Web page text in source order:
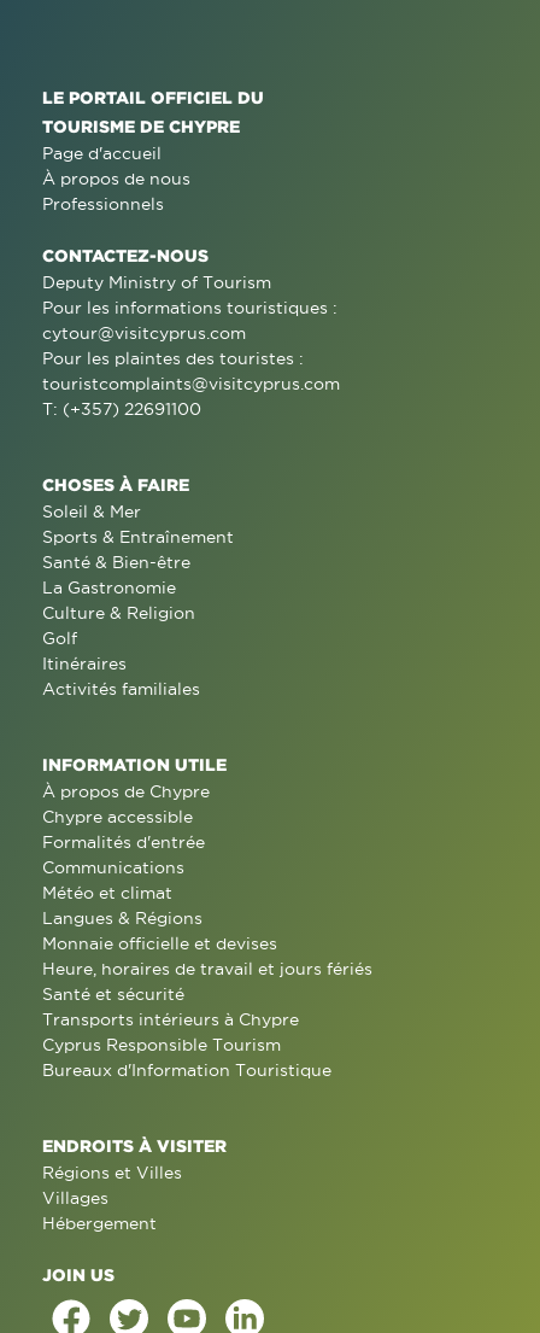
LE PORTAIL OFFICIEL DU
TOURISME DE CHYPRE
Page d'accueil
À propos de nous
Professionnels
CONTACTEZ-NOUS
Deputy Ministry of Tourism
Pour les informations touristiques :
cytour@visitcyprus.com
Pour les plaintes des touristes :
touristcomplaints@visitcyprus.com
T: (+357) 22691100
CHOSES À FAIRE
Soleil & Mer
Sports & Entraînement
Santé & Bien-être
La Gastronomie
Culture & Religion
Golf
Itinéraires
Activités familiales
INFORMATION UTILE
À propos de Chypre
Chypre accessible
Formalités d'entrée
Communications
Météo et climat
Langues & Régions
Monnaie officielle et devises
Heure, horaires de travail et jours fériés
Santé et sécurité
Transports intérieurs à Chypre
Cyprus Responsible Tourism
Bureaux d'Information Touristique
ENDROITS À VISITER
Régions et Villes
Villages
Hébergement
JOIN US